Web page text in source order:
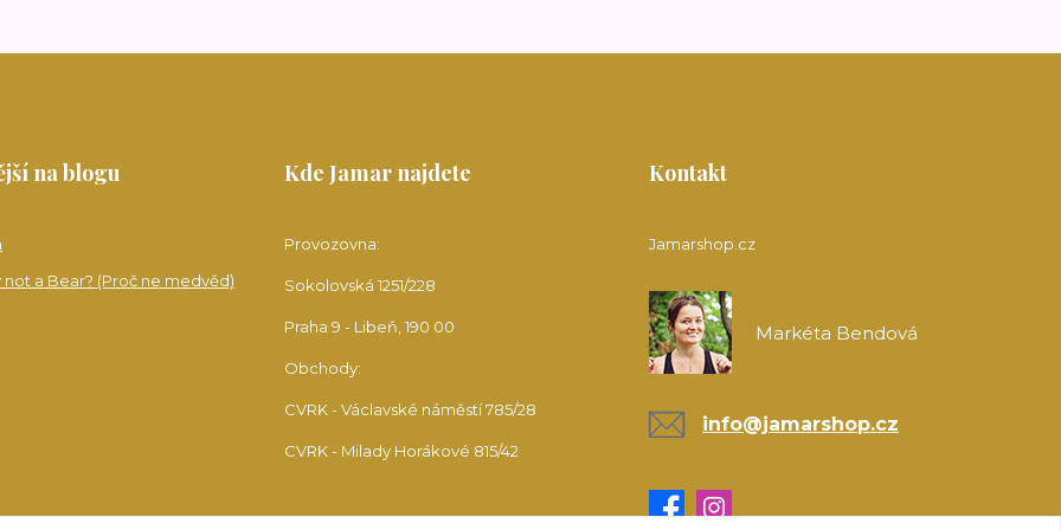
na blogu
not a Bear? (Proč ne medvěd)
Kde Jamar najdete
Provozovna:
Sokolovská 1251/228
Praha 9 - Libeň, 190 00
Obchody:
CVRK - Václavské náměstí 785/28
CVRK - Milady Horákové 815/42
Kontakt
Jamarshop.cz
Markéta Bendová
info@jamarshop.cz